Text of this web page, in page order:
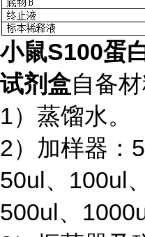
小鼠S100蛋
试剂盒自备
1）蒸馏水。
2）加样器：
50ul、100ul
500ul、